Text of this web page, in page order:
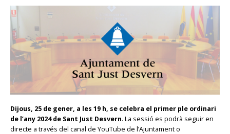
Dijous, 25 de gener, a les 19 h, se celebra el primer ple ordinari
de l’any 2024 de Sant Just Desvern. La sessió es podrà seguir en
directe a través del canal de YouTube de l’Ajuntament o